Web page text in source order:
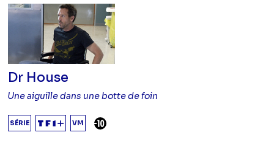
Dr House
Une aiguille dans une botte de foin
SÉRIE VM